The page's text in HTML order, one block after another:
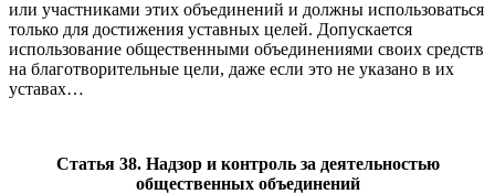
или участниками этих объединений и должны использоваться
только для достижения уставных целей. Допускается
использование общественными объединениями своих средств
на благотворительные цели, даже если это не указано в их
уставах…
Статья 38. Надзор и контроль за деятельностью
общественных объединений